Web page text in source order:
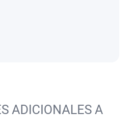
ADICIONALES A